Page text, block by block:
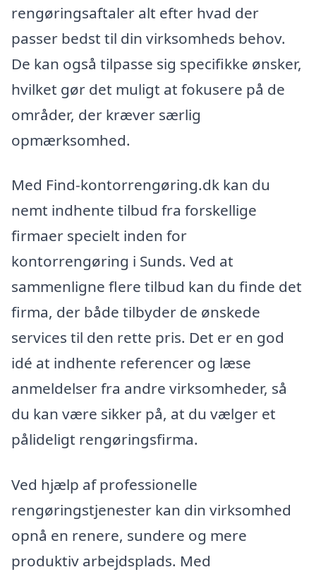
rengøringsaftaler alt efter hvad der
passer bedst til din virksomheds behov.
De kan også tilpasse sig specifikke ønsker,
hvilket gør det muligt at fokusere på de
områder, der kræver særlig
opmærksomhed.
Med Find-kontorrengøring.dk kan du
nemt indhente tilbud fra forskellige
firmaer specielt inden for
kontorrengøring i Sunds. Ved at
sammenligne flere tilbud kan du finde det
firma, der både tilbyder de ønskede
services til den rette pris. Det er en god
idé at indhente referencer og læse
anmeldelser fra andre virksomheder, så
du kan være sikker på, at du vælger et
pålideligt rengøringsfirma.
Ved hjælp af professionelle
rengøringstjenester kan din virksomhed
opnå en renere, sundere og mere
produktiv arbejdsplads. Med